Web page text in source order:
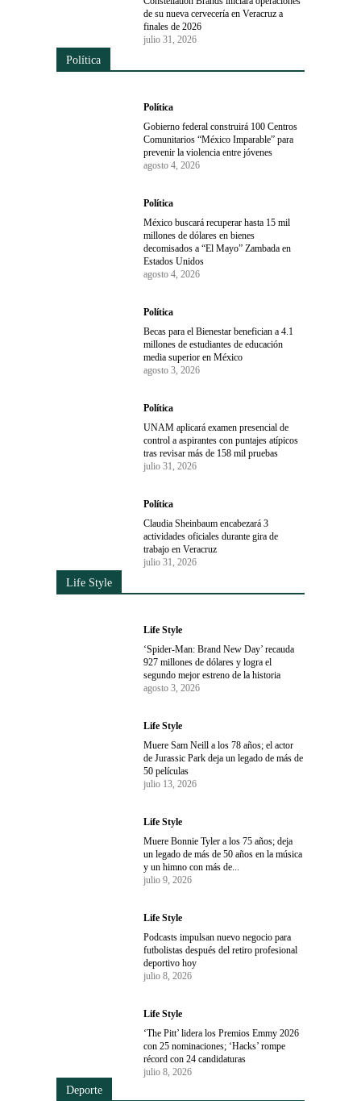
de su nueva cervecería en Veracruz a
finales de 2026
julio 31, 2026
Política
Política
Gobierno federal construirá 100 Centros
Comunitarios “México Imparable” para
prevenir la violencia entre jóvenes
agosto 4, 2026
Política
México buscará recuperar hasta 15 mil
millones de dólares en bienes
decomisados a “El Mayo” Zambada en
Estados Unidos
agosto 4, 2026
Política
Becas para el Bienestar benefician a 4.1
millones de estudiantes de educación
media superior en México
agosto 3, 2026
Política
UNAM aplicará examen presencial de
control a aspirantes con puntajes atípicos
tras revisar más de 158 mil pruebas
julio 31, 2026
Política
Claudia Sheinbaum encabezará 3
actividades oficiales durante gira de
trabajo en Veracruz
julio 31, 2026
Life Style
Life Style
‘Spider-Man: Brand New Day’ recauda
927 millones de dólares y logra el
segundo mejor estreno de la historia
agosto 3, 2026
Life Style
Muere Sam Neill a los 78 años; el actor
de Jurassic Park deja un legado de más de
50 películas
julio 13, 2026
Life Style
Muere Bonnie Tyler a los 75 años; deja
un legado de más de 50 años en la música
y un himno con más de...
julio 9, 2026
Life Style
Podcasts impulsan nuevo negocio para
futbolistas después del retiro profesional
deportivo hoy
julio 8, 2026
Life Style
‘The Pitt’ lidera los Premios Emmy 2026
con 25 nominaciones; ‘Hacks’ rompe
récord con 24 candidaturas
julio 8, 2026
Deporte